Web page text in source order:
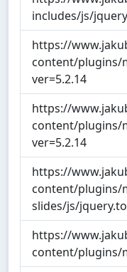
includes/js/
https://
content/plugins/
ver=5.2.14
https://
content/plugins/
ver=5.2.14
https://
content/plugins/
slides/js/
https://
content/plugins/